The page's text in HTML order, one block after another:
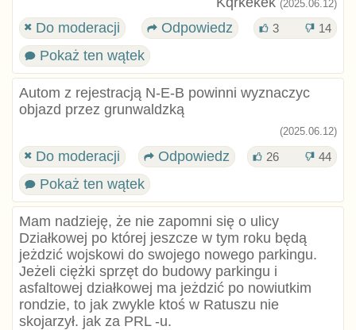
(2025.06.12)
Do moderacji Odpowiedz 3 14
Pokaż ten wątek
Autom z rejestracją N-E-B powinni wyznaczyc
objazd przez grunwaldzką
(2025.06.12)
Do moderacji Odpowiedz 26 44
Pokaż ten wątek
Mam nadzieję, że nie zapomni się o ulicy
Działkowej po której jeszcze w tym roku będą
jeżdzić wojskowi do swojego nowego parkingu.
Jeżeli ciężki sprzęt do budowy parkingu i
asfaltowej działkowej ma jeżdzić po nowiutkim
rondzie, to jak zwykle ktoś w Ratuszu nie
skojarzył. jak za PRL -u.